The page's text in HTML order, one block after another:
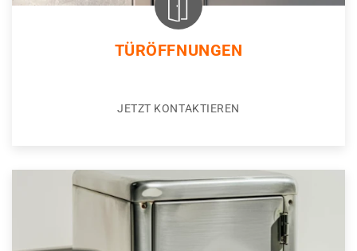
TÜRÖFFNUNGEN
JETZT KONTAKTIEREN